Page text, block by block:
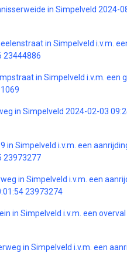
in Simpelveld 2024-
in Simpelveld i.v.m.
23444886
in Simpelveld i.v.m. een
in Simpelveld 2024-02-03
in Simpelveld i.v.m. een
23973277
in Simpelveld i.v.m. een
23973274
in Simpelveld i.v.m. een
in Simpelveld i.v.m. een